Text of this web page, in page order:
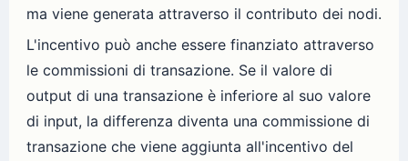
ma viene generata attraverso il contributo dei nodi.
L'incentivo può anche essere finanziato attraverso
le commissioni di transazione. Se il valore di
output di una transazione è inferiore al suo valore
di input, la differenza diventa una commissione di
transazione che viene aggiunta all'incentivo del